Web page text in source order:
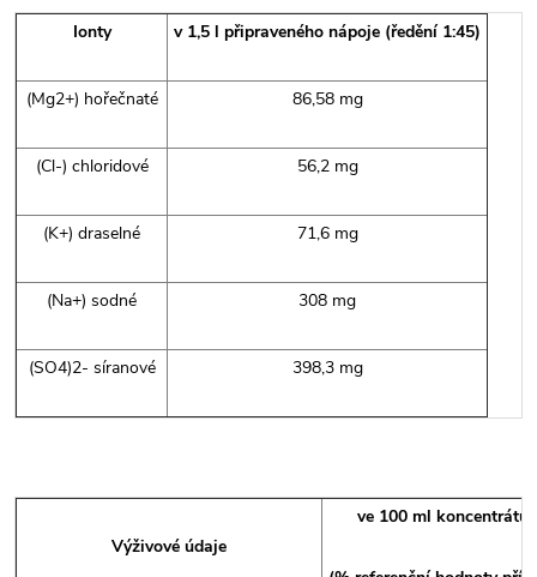
Ionty v 1,5 l připraveného nápoje (ředění 1:45)
(Mg2+) hořečnaté 86,58 mg
(Cl-) chloridové 56,2 mg
(K+) draselné 71,6 mg
(Na+) sodné 308 mg
(SO4)2- síranové 398,3 mg
Výživové údaje
ve 100 ml koncentrátu